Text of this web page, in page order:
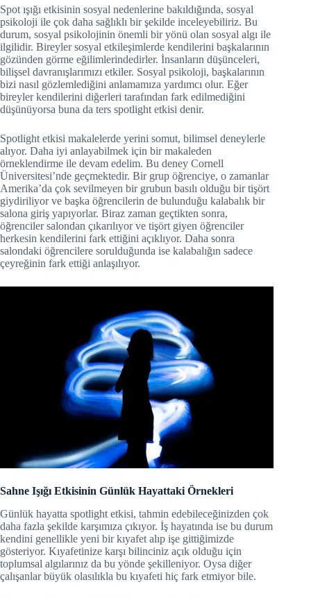
Spot ışığı etkisinin sosyal nedenlerine bakıldığında, sosyal
psikoloji ile çok daha sağlıklı bir şekilde inceleyebiliriz. Bu
durum, sosyal psikolojinin önemli bir yönü olan sosyal algı ile
ilgilidir. Bireyler sosyal etkileşimlerde kendilerini başkalarının
gözünden görme eğilimlerindedirler. İnsanların düşünceleri,
bilişsel davranışlarımızı etkiler. Sosyal psikoloji, başkalarının
bizi nasıl gözlemlediğini anlamamıza yardımcı olur. Eğer
bireyler kendilerini diğerleri tarafından fark edilmediğini
düşünüyorsa buna da ters spotlight etkisi denir.
Spotlight etkisi makalelerde yerini somut, bilimsel deneylerle
alıyor. Daha iyi anlayabilmek için bir makaleden
örneklendirme ile devam edelim. Bu deney Cornell
Üniversitesi’nde geçmektedir. Bir grup öğrenciye, o zamanlar
Amerika’da çok sevilmeyen bir grubun basılı olduğu bir tişört
giydiriliyor ve başka öğrencilerin de bulunduğu kalabalık bir
salona giriş yapıyorlar. Biraz zaman geçtikten sonra,
öğrenciler salondan çıkarılıyor ve tişört giyen öğrenciler
herkesin kendilerini fark ettiğini açıklıyor. Daha sonra
salondaki öğrencilere sorulduğunda ise kalabalığın sadece
çeyreğinin fark ettiği anlaşılıyor.
Sahne Işığı Etkisinin Günlük Hayattaki Örnekleri
Günlük hayatta spotlight etkisi, tahmin edebileceğinizden çok
daha fazla şekilde karşımıza çıkıyor. İş hayatında ise bu durum
kendini genellikle yeni bir kıyafet alıp işe gittiğimizde
gösteriyor. Kıyafetinize karşı bilinciniz açık olduğu için
toplumsal algılarınız da bu yönde şekilleniyor. Oysa diğer
çalışanlar büyük olasılıkla bu kıyafeti hiç fark etmiyor bile.